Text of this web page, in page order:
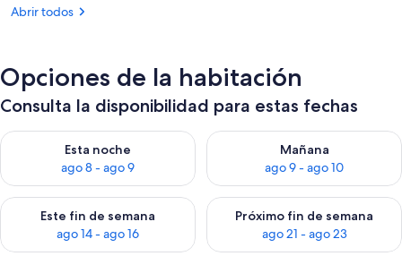
Abrir todos
Opciones de la habitación
Consulta la disponibilidad para estas fechas
Esta noche
ago 8 - ago 9
Consulta la disponibilidad para esta noche, ago 8 - ago 9
Mañana
ago 9 - ago 10
Consulta la disponibilidad
Este fin de semana
ago 14 - ago 16
Consulta la disponibilidad para este fin de semana, ago 14 -
Próximo fin de semana
ago 21 - ago 23
Consulta la disponibilidad